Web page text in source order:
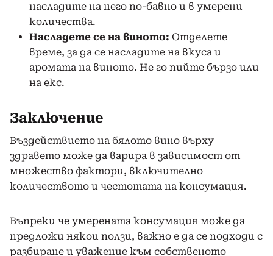
насладите на него по-бавно и в умерени
количества.
Насладете се на виното: Отделете
време, за да се насладите на вкуса и
аромата на виното. Не го пийте бързо или
на екс.
Заключение
Въздействието на бялото вино върху
здравето може да варира в зависимост от
множество фактори, включително
количеството и честотата на консумация.
Въпреки че умерената консумация може да
предложи някои ползи, важно е да се подходи с
разбиране и уважение към собственото